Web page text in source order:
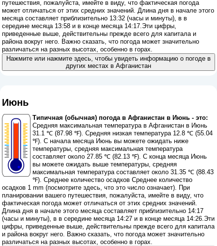
путешествия, пожалуйста, имейте в виду, что фактическая погода
может отличаться от этих средних значений. Длина дня в начале этого
месяца составляет приблизительно 13:32 (часы и минуты), в в
середине месяца 13:58 и в конце месяца 14:17.Эти цифры,
приведенные выше, действительны прежде всего для капитала и
района вокруг него. Важно сказать, что погода может значительно
различаться на разных высотах, особенно в горах.
Нажмите или нажмите здесь, чтобы увидеть информацию о погоде в
других местах в Афганистан
Июнь
Типичная (обычная) погода в Афганистан в Июнь - это:
Средняя максимальная температура в Афганистан в Июнь
31.1 ℃ (87.98 ℉). Средняя низкая температура 12.8 ℃ (55.04
℉). С начала месяца Июнь вы можете ожидать ниже
температуры, средняя максимальная температура
составляет около 27.85 ℃ (82.13 ℉). С конца месяца Июнь
вы можете ожидать выше температуры, средняя
максимальная температура составляет около 31.35 ℃ (88.43
℉). Среднее количество осадков Среднее количество
осадков 1 mm (посмотрите здесь, что это число означает). При
планировании вашего путешествия, пожалуйста, имейте в виду, что
фактическая погода может отличаться от этих средних значений.
Длина дня в начале этого месяца составляет приблизительно 14:17
(часы и минуты), в в середине месяца 14:27 и в конце месяца 14:26.Эти
цифры, приведенные выше, действительны прежде всего для капитала
и района вокруг него. Важно сказать, что погода может значительно
различаться на разных высотах, особенно в горах.